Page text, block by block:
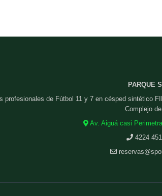
PARQUE
profesionales de Fútbol 11 y 7 en césped sintético
Complejo
Av. Aiguá casi
4224